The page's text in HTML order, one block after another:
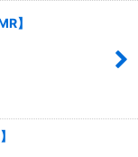
】